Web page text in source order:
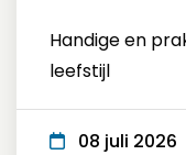
Handige en
leefstijl
08 juli 2026